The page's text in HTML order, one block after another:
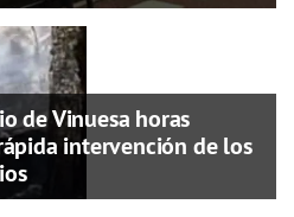
de Vinuesa horas
intervención de los